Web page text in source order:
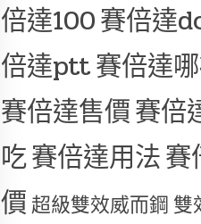
倍達100賽倍達
倍達ptt賽倍達
賽倍達售價賽倍
吃賽倍達用法賽
價超級雙效威而鋼 雙